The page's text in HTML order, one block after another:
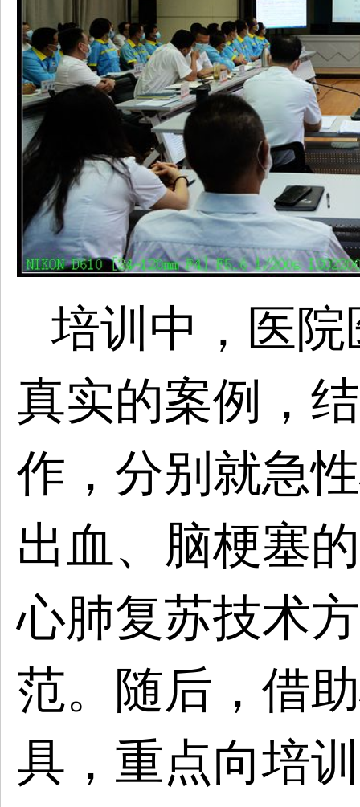
培训中， 医
真实的案例，
作，分别就急
出血、脑梗塞
心肺复苏技术
范。随后 ， 借
具，重点向培